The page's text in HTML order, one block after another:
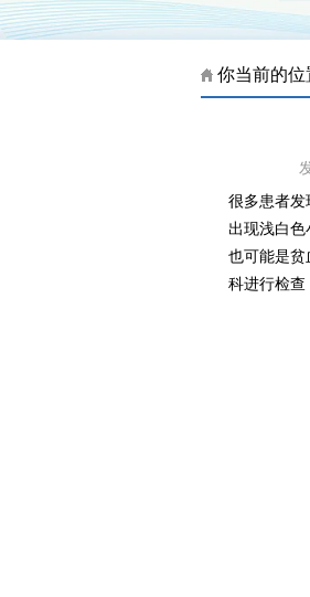
你当前的位
很多患者发
出现浅白色
也可能是贫
科进行检查